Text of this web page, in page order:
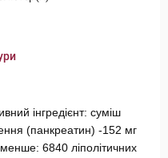
інгредієнт: суміш
(панкреатин) -152 мг
6840 ліполітичних